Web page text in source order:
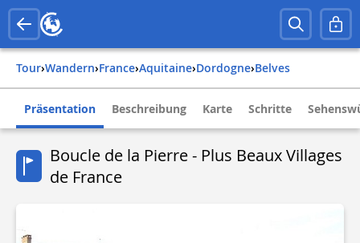
Tour› Wandern› france› aquitaine› dordogne› belves
Präsentation Beschreibung Karte Schritte
Boucle de la Pierre - Plus Beaux Villages
de France